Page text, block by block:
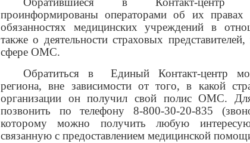
проинформированы операторами об их правах
обязанностях медицинских учреждений в
также о деятельности страховых
сфере ОМС.
Обратиться в
Единый Контакт-центр
региона, вне зависимости от того, в какой
организации он получил свой полис ОМС.
позвонить по телефону 8-800-30-20-835
которому можно получить любую
связанную с предоставлением медицинской